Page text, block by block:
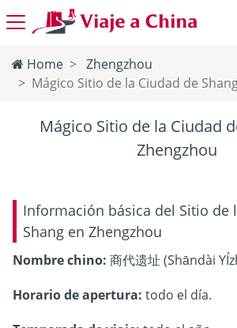
Home
Zhengzhou
Mágico Sitio de la Ciudad de
Mágico Sitio de la Ciudad
Zhengzhou
Información básica del Sitio de
Shang en Zhengzhou
Nombre chino: 商代遗址 (Shāndài
Horario de apertura: todo el día.